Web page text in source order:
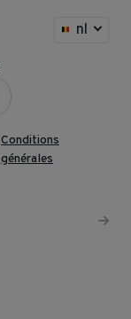
nl
Conditions
générales